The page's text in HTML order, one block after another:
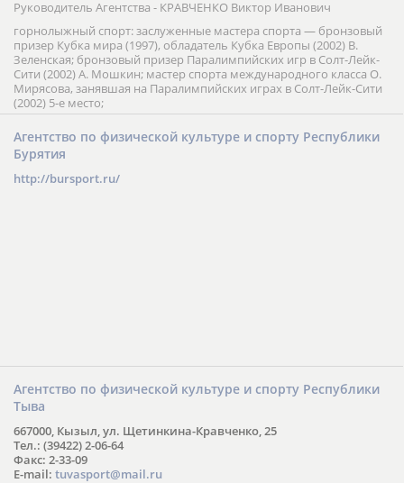
Руководитель Агентства - КРАВЧЕНКО Виктор Иванович
горнолыжный спорт: заслуженные мастера спорта — бронзовый
призер Кубка мира (1997), обладатель Кубка Европы (2002) В.
Зеленская; бронзовый призер Паралимпийских игр в Солт-Лейк-
Сити (2002) А. Мошкин; мастер спорта международного класса О.
Мирясова, занявшая на Паралимпийских играх в Солт-Лейк-Сити
(2002) 5-е место;
Агентство по физической культуре и спорту Республики
Бурятия
http://bursport.ru/
Агентство по физической культуре и спорту Республики
Тыва
667000, Кызыл, ул. Щетинкина-Кравченко, 25
Тел.: (39422) 2-06-64
Факс: 2-33-09
E-mail: tuvasport@mail.ru